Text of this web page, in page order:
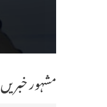
مشہور خبریں